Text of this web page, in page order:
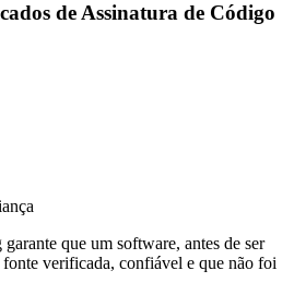
de Assinatura de Código
que um software, antes de ser
verificada, confiável e que não foi